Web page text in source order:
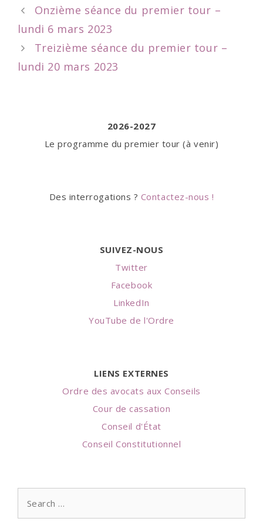
Post
navigation
Onzième séance du premier tour –
lundi 6 mars 2023
Treizième séance du premier tour –
lundi 20 mars 2023
2026-2027
Le programme du premier tour (à venir)
Des interrogations ? Contactez-nous !
SUIVEZ-NOUS
Twitter
Facebook
LinkedIn
YouTube de l'Ordre
LIENS EXTERNES
Ordre des avocats aux Conseils
Cour de cassation
Conseil d'État
Conseil Constitutionnel